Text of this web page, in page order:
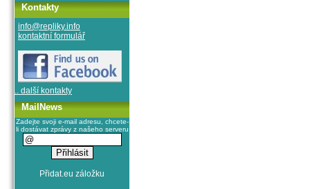
Kontakty
info@repliky.info
kontaktní formulář
.. další kontakty
MailNews
Zadejte svoji e-mail adresu, chcete-
li dostávat zprávy z našeho serveru